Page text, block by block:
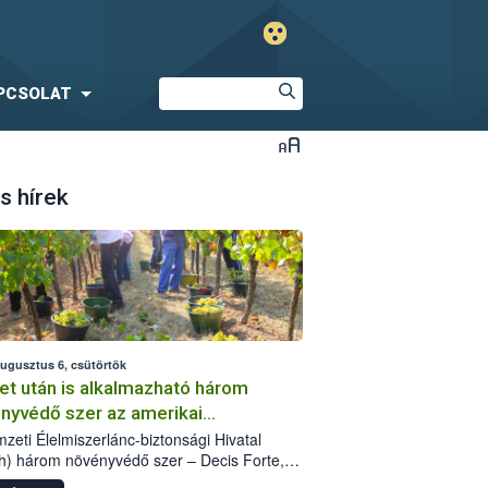
hírek
6, csütörtök
után is alkalmazható három
szer az amerikai
ellen
Élelmiszerlánc-biztonsági Hivatal
három növényvédő szer – Decis Forte,
24 EW, Oroganic – engedélyokiratát